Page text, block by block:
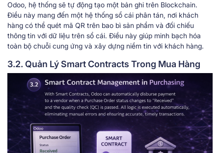
Odoo, hệ thống sẽ tự động tạo một bản ghi trên Blockchain.
Điều này mang đến một hệ thống sổ cái phân tán, nơi khách
hàng có thể quét mã QR trên bao bì sản phẩm và đối chiếu
thông tin với dữ liệu trên sổ cái. Điều này giúp minh bạch hóa
toàn bộ chuỗi cung ứng và xây dựng niềm tin với khách hàng.
3.2. Quản Lý Smart Contracts Trong Mua Hàng